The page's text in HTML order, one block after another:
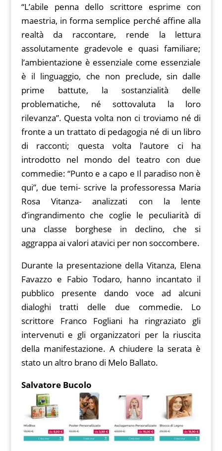
“L’abile penna dello scrittore esprime con
maestria, in forma semplice perché affine alla
realtà da raccontare, rende la lettura
assolutamente gradevole e quasi familiare;
l’ambientazione è essenziale come essenziale
è il linguaggio, che non preclude, sin dalle
prime battute, la sostanzialità delle
problematiche, né sottovaluta la loro
rilevanza”. Questa volta non ci troviamo né di
fronte a un trattato di pedagogia né di un libro
di racconti; questa volta l’autore ci ha
introdotto nel mondo del teatro con due
commedie: “Punto e a capo e Il paradiso non è
qui”, due temi- scrive la professoressa Maria
Rosa Vitanza- analizzati con la lente
d’ingrandimento che coglie le peculiarità di
una classe borghese in declino, che si
aggrappa ai valori atavici per non soccombere.
Durante la presentazione della Vitanza, Elena
Favazzo e Fabio Todaro, hanno incantato il
pubblico presente dando voce ad alcuni
dialoghi tratti delle due commedie. Lo
scrittore Franco Fogliani ha ringraziato gli
intervenuti e gli organizzatori per la riuscita
della manifestazione. A chiudere la serata è
stato un altro brano di Melo Ballato.
Salvatore Bucolo